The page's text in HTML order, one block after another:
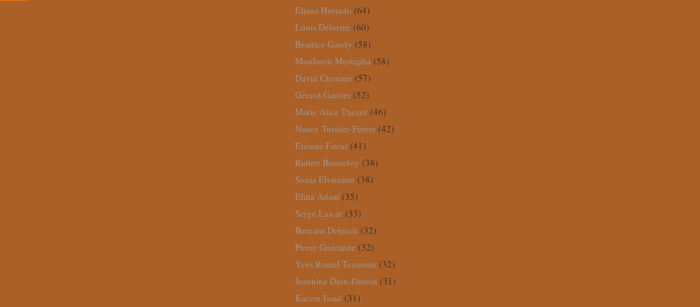
Eliane Hurtado (64)
Louis Delorme (60)
Béatrice Gaudy (58)
Mouloudi Mustapha (58)
David Chomier (57)
Gérard Gautier (52)
Marie Alice Theard (46)
Nancy Turnier-Férère (42)
Etienne Fatras (41)
Robert Bonnefoy (38)
Sonia Elvireanu (38)
Elina Adam (35)
Serge Lascar (33)
Bernard Delpech (32)
Pierre Guérande (32)
Yves Romel Toussaint (32)
Jeannine Dion-Guérin (31)
Kacem Issad (31)